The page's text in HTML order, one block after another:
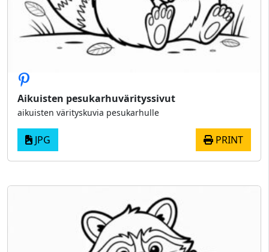
Aikuisten pesukarhuvärityssivut
aikuisten värityskuvia pesukarhulle
JPG PRINT